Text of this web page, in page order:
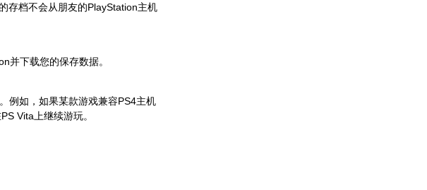
存档不会从朋友的PlayStation主机
并下载您的保存数据。
例如，如果某款游戏兼容PS4主机
Vita上继续游玩。